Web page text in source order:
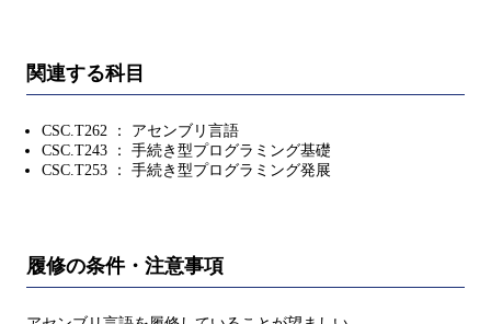
関連する科目
CSC.T262 ： アセンブリ言語
CSC.T243 ： 手続き型プログラミング基礎
CSC.T253 ： 手続き型プログラミング発展
履修の条件・注意事項